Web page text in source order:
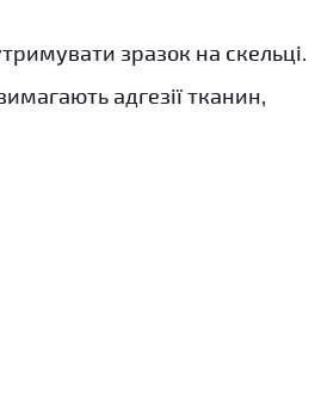
зразок на скельці.
адгезії тканин,